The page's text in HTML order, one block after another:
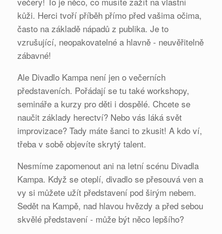
kůži. Herci tvoří příběh přímo před vašima očima,
často na základě nápadů z publika. Je to
vzrušující, neopakovatelné a hlavně - neuvěřitelně
zábavné!
Ale Divadlo Kampa není jen o večerních
představeních. Pořádají se tu také workshopy,
semináře a kurzy pro děti i dospělé. Chcete se
naučit základy herectví? Nebo vás láká svět
improvizace? Tady máte šanci to zkusit! A kdo ví,
třeba v sobě objevíte skrytý talent.
Nesmíme zapomenout ani na letní scénu Divadla
Kampa. Když se oteplí, divadlo se přesouvá ven a
vy si můžete užít představení pod širým nebem.
Sedět na Kampě, nad hlavou hvězdy a před sebou
skvělé představení - může být něco lepšího?